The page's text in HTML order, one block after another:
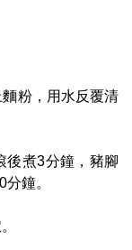
粉，用水反覆清
後煮3分鐘，豬腳
鐘。